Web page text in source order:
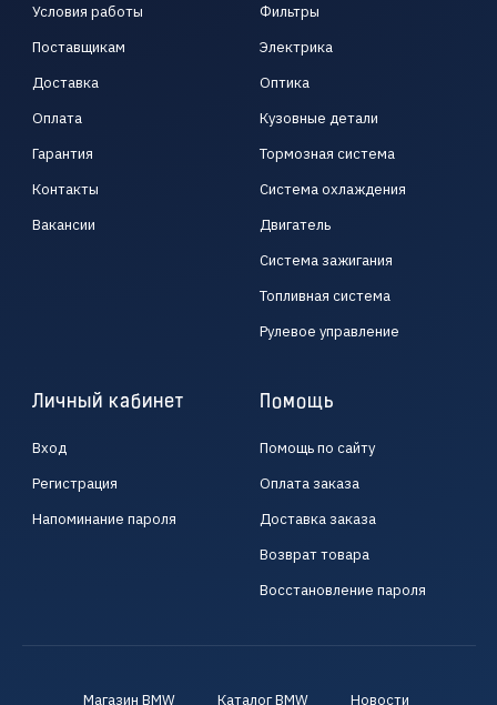
Условия работы
Поставщикам
Доставка
Оплата
Гарантия
Контакты
Вакансии
Фильтры
Электрика
Оптика
Кузовные детали
Тормозная система
Система охлаждения
Двигатель
Система зажигания
Топливная система
Рулевое управление
Личный кабинет
Вход
Регистрация
Напоминание пароля
Помощь
Помощь по сайту
Оплата заказа
Доставка заказа
Возврат товара
Восстановление пароля
Магазин BMW Каталог BMW Новости